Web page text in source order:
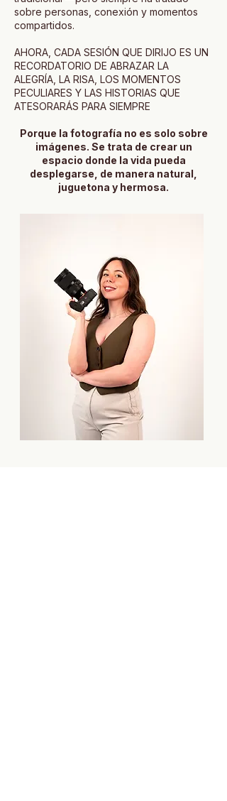
sobre personas, conexión y momentos
compartidos.
AHORA, CADA SESIÓN QUE DIRIJO ES UN
RECORDATORIO DE ABRAZAR LA
ALEGRÍA, LA RISA, LOS MOMENTOS
PECULIARES Y LAS HISTORIAS QUE
ATESORARÁS PARA SIEMPRE
Porque la fotografía no es solo sobre
imágenes. Se trata de crear un
espacio donde la vida pueda
desplegarse, de manera natural,
juguetona y hermosa.